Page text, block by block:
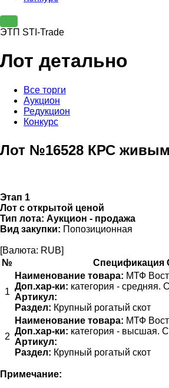
ЭТП STI-Trade
Лот детально
Все торги
Аукцион
Редукцион
Конкурс
Лот №16528 КРС
Этап 1
Лот с открытой ценой
Тип лота: Аукцион - продажа
Вид закупки: Попозиционная
[Валюта: RUB]
№
Спецификация
1
Наименование товара: МТФ
Доп.хар-ки: категория - средняя.
Артикул:
Раздел: Крупный рогатый скот
2
Наименование товара: МТФ
Доп.хар-ки: категория - высшая.
Артикул:
Раздел: Крупный рогатый скот
Примечание: